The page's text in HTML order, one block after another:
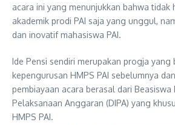
acara ini yang menunjukkan bahwa tidak
akademik prodi PAI saja yang unggul,
dan inovatif mahasiswa PAI.
Ide Pensi sendiri merupakan progja yang
kepengurusan HMPS PAI sebelumnya
pembiayaan acara berasal dari Beasiswa
Pelaksanaan Anggaran (DIPA) yang
HMPS PAI.